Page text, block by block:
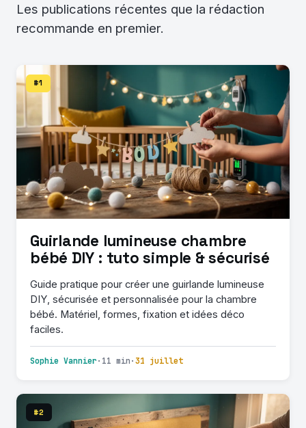
Les publications récentes que la rédaction
recommande en premier.
#1
Guirlande lumineuse chambre
bébé DIY : tuto simple & sécurisé
Guide pratique pour créer une guirlande lumineuse
DIY, sécurisée et personnalisée pour la chambre
bébé. Matériel, formes, fixation et idées déco
faciles.
Sophie Vannier · 11 min · 31 juillet
#2